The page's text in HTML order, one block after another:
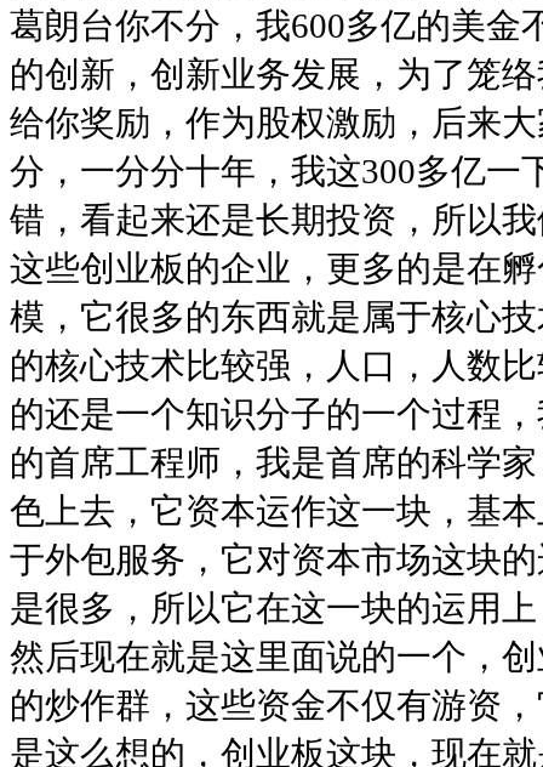
葛朗台你不分，我600多亿的美金
的创新，创新业务发展，为了笼
给你奖励，作为股权激励，后来
分，一分分十年，我这300多亿一
错，看起来还是长期投资，所以
这些创业板的企业，更多的是在
模，它很多的东西就是属于核心
的核心技术比较强，人口，人数
的还是一个知识分子的一个过程
的首席工程师，我是首席的科学
色上去，它资本运作这一块，基
于外包服务，它对资本市场这块
是很多，所以它在这一块的运用
然后现在就是这里面说的一个，
的炒作群，这些资金不仅有游资
是这么想的，创业板这块，现在